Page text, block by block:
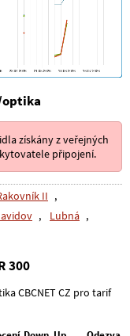
získány z veřejných
připojení.
II ,
, Lubná ,
300
CBCNET CZ pro tarif